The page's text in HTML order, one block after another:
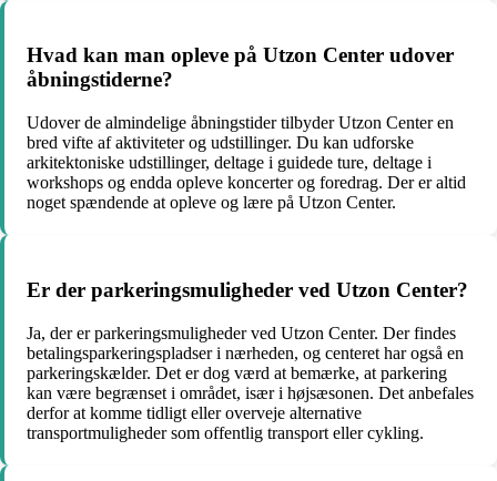
Hvad kan man opleve på Utzon Center udover
åbningstiderne?
Udover de almindelige åbningstider tilbyder Utzon Center en
bred vifte af aktiviteter og udstillinger. Du kan udforske
arkitektoniske udstillinger, deltage i guidede ture, deltage i
workshops og endda opleve koncerter og foredrag. Der er altid
noget spændende at opleve og lære på Utzon Center.
Er der parkeringsmuligheder ved Utzon Center?
Ja, der er parkeringsmuligheder ved Utzon Center. Der findes
betalingsparkeringspladser i nærheden, og centeret har også en
parkeringskælder. Det er dog værd at bemærke, at parkering
kan være begrænset i området, især i højsæsonen. Det anbefales
derfor at komme tidligt eller overveje alternative
transportmuligheder som offentlig transport eller cykling.